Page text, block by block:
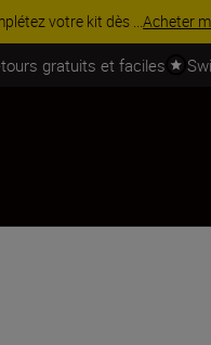
de qualité à nos clients
gratuits et faciles